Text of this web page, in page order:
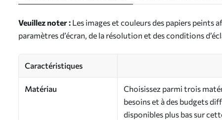
Veuillez noter : Les images et couleurs des papiers peints
paramètres d’écran, de la résolution et des conditions
Caractéristiques
Matériau
Choisissez parmi trois
besoins et à des budgets
disponibles plus bas sur